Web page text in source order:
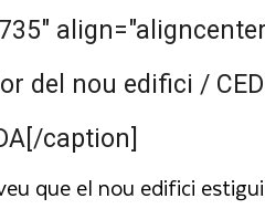
caption]
que el nou edifici